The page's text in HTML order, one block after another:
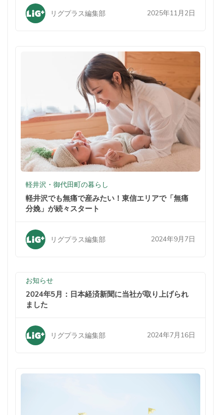
リグプラス編集部 2025年11月2日
軽井沢・御代田町の暮らし
軽井沢でも無痛で産みたい！東信エリアで「無痛
分娩」が続々スタート
リグプラス編集部 2024年9月7日
お知らせ
2024年5月：日本経済新聞に当社が取り上げられ
ました
リグプラス編集部 2024年7月16日